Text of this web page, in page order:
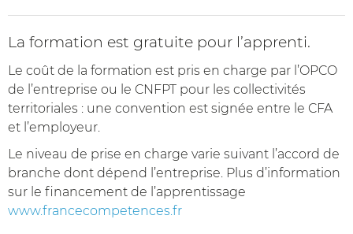
La formation est gratuite pour l’apprenti.
Le coût de la formation est pris en charge par l’OPCO
de l’entreprise ou le CNFPT pour les collectivités
territoriales : une convention est signée entre le CFA
et l’employeur.
Le niveau de prise en charge varie suivant l’accord de
branche dont dépend l’entreprise. Plus d’information
sur le financement de l’apprentissage
www.francecompetences.fr